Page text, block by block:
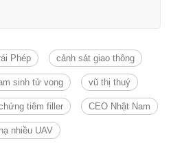
Phép cảnh sát giao thông
sinh tử vong vũ thị thuý
tiêm filler CEO Nhật Nam
nhiều UAV